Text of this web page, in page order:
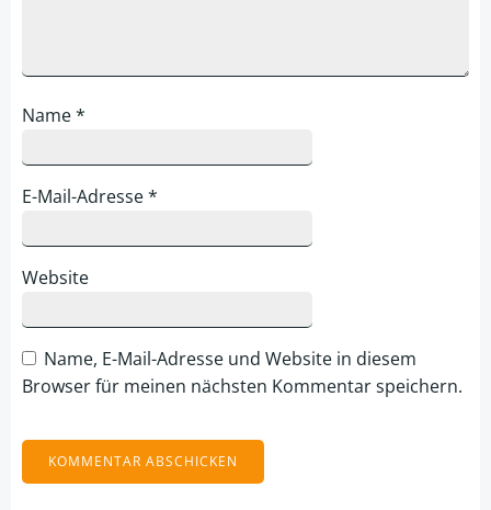
Name*
E-Mail-Adresse*
Website
Name, E-Mail-Adresse und Website in diesem
Browser für meinen nächsten Kommentar speichern.